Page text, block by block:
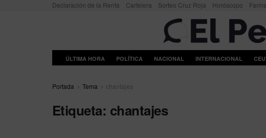
Declaración de la Renta Cartelera Sorteo Cruz Roja Horóscopo
ÚLTIMA HORA POLÍTICA NACIONAL INTERNACIONAL
Portada Tema chantajes
Etiqueta: chantajes